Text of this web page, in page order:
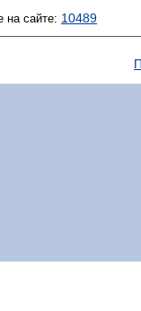
на сайте: 10489